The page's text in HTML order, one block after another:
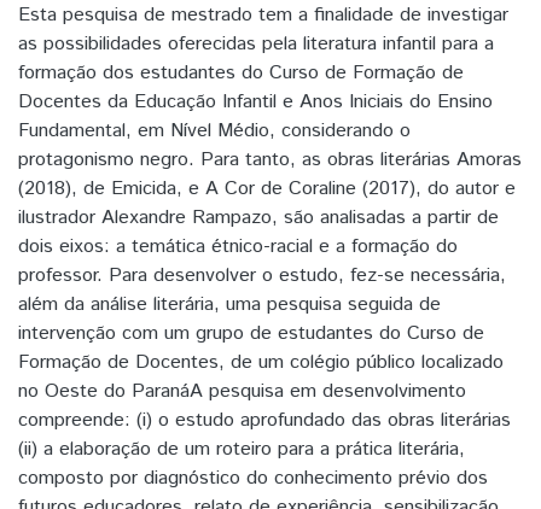
Esta pesquisa de mestrado tem a finalidade de investigar
as possibilidades oferecidas pela literatura infantil para a
formação dos estudantes do Curso de Formação de
Docentes da Educação Infantil e Anos Iniciais do Ensino
Fundamental, em Nível Médio, considerando o
protagonismo negro. Para tanto, as obras literárias Amoras
(2018), de Emicida, e A Cor de Coraline (2017), do autor e
ilustrador Alexandre Rampazo, são analisadas a partir de
dois eixos: a temática étnico-racial e a formação do
professor. Para desenvolver o estudo, fez-se necessária,
além da análise literária, uma pesquisa seguida de
intervenção com um grupo de estudantes do Curso de
Formação de Docentes, de um colégio público localizado
no Oeste do ParanáA pesquisa em desenvolvimento
compreende: (i) o estudo aprofundado das obras literárias
(ii) a elaboração de um roteiro para a prática literária,
composto por diagnóstico do conhecimento prévio dos